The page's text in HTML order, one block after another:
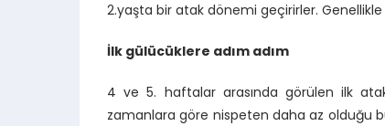
2.yaşta bir atak dönemi geçirirler.
İlk gülücüklere adım adım
4 ve 5. haftalar arasında görülen ilk
zamanlara göre nispeten daha az olduğu